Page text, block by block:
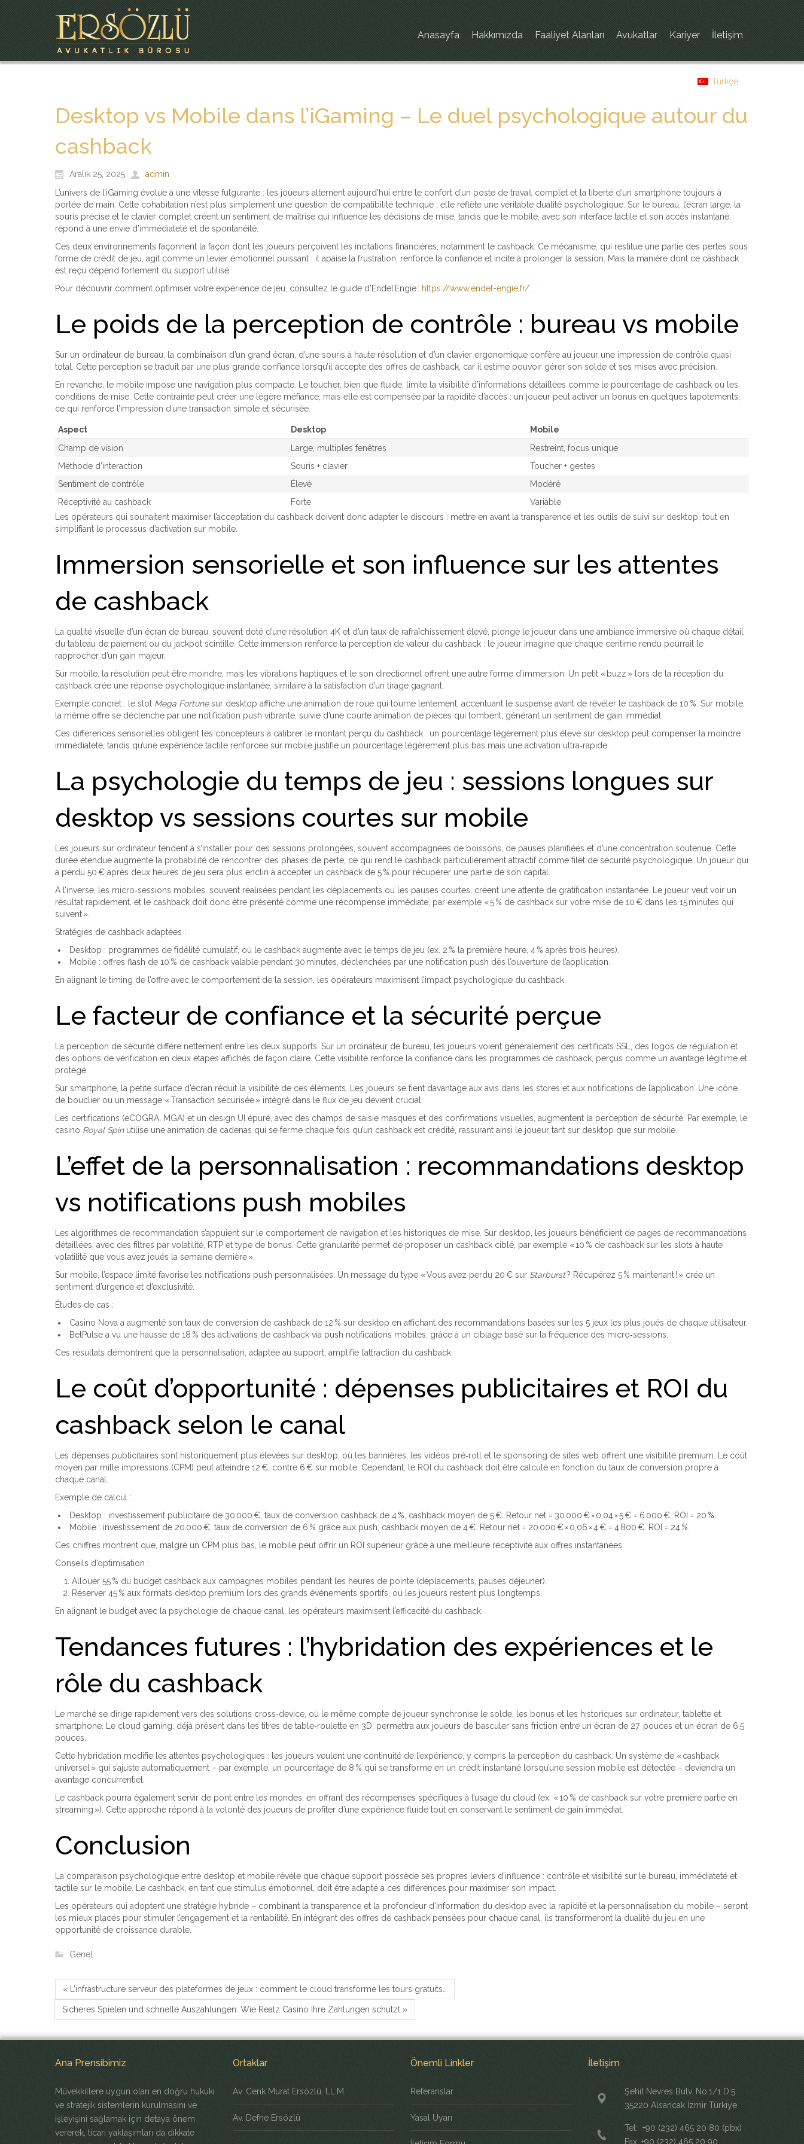
Anasayfa Hakkımızda Faaliyet Alanları Avukatlar Kariyer İletişim
Türkçe
Desktop vs Mobile dans l’iGaming – Le duel psychologique autour du
cashback
Aralık 25, 2025
admin
L’univers de l’iGaming évolue à une vitesse fulgurante : les joueurs alternent aujourd’hui entre le confort d’un poste de travail complet et la liberté d’un smartphone toujours à
portée de main. Cette cohabitation n’est plus simplement une question de compatibilité technique ; elle reflète une véritable dualité psychologique. Sur le bureau, l’écran large, la
souris précise et le clavier complet créent un sentiment de maîtrise qui influence les décisions de mise, tandis que le mobile, avec son interface tactile et son accès instantané,
répond à une envie d’immédiateté et de spontanéité.
Ces deux environnements façonnent la façon dont les joueurs perçoivent les incitations financières, notamment le cashback. Ce mécanisme, qui restitue une partie des pertes sous
forme de crédit de jeu, agit comme un levier émotionnel puissant : il apaise la frustration, renforce la confiance et incite à prolonger la session. Mais la manière dont ce cashback
est reçu dépend fortement du support utilisé.
Pour découvrir comment optimiser votre expérience de jeu, consultez le guide d’Endel Engie : https://www.endel-engie.fr/.
Le poids de la perception de contrôle : bureau vs mobile
Sur un ordinateur de bureau, la combinaison d’un grand écran, d’une souris à haute résolution et d’un clavier ergonomique confère au joueur une impression de contrôle quasi
total. Cette perception se traduit par une plus grande confiance lorsqu’il accepte des offres de cashback, car il estime pouvoir gérer son solde et ses mises avec précision.
En revanche, le mobile impose une navigation plus compacte. Le toucher, bien que fluide, limite la visibilité d’informations détaillées comme le pourcentage de cashback ou les
conditions de mise. Cette contrainte peut créer une légère méfiance, mais elle est compensée par la rapidité d’accès : un joueur peut activer un bonus en quelques tapotements,
ce qui renforce l’impression d’une transaction simple et sécurisée.
Aspect Desktop
Mobile
Champ de vision
Large, multiples fenêtres
Restreint, focus unique
Méthode d’interaction
Souris + clavier
Toucher + gestes
Sentiment de contrôle
Élevé
Modéré
Réceptivité au cashback
Forte
Variable
Les opérateurs qui souhaitent maximiser l’acceptation du cashback doivent donc adapter le discours : mettre en avant la transparence et les outils de suivi sur desktop, tout en
simplifiant le processus d’activation sur mobile.
Immersion sensorielle et son influence sur les attentes
de cashback
La qualité visuelle d’un écran de bureau, souvent doté d’une résolution 4K et d’un taux de rafraîchissement élevé, plonge le joueur dans une ambiance immersive où chaque détail
du tableau de paiement ou du jackpot scintille. Cette immersion renforce la perception de valeur du cashback : le joueur imagine que chaque centime rendu pourrait le
rapprocher d’un gain majeur.
Sur mobile, la résolution peut être moindre, mais les vibrations haptiques et le son directionnel offrent une autre forme d’immersion. Un petit « buzz » lors de la réception du
cashback crée une réponse psychologique instantanée, similaire à la satisfaction d’un tirage gagnant.
Exemple concret : le slot Mega Fortunesur desktop affiche une animation de roue qui tourne lentement, accentuant le suspense avant de révéler le cashback de 10 %. Sur mobile,
la même offre se déclenche par une notification push vibrante, suivie d’une courte animation de pièces qui tombent, générant un sentiment de gain immédiat.
Ces différences sensorielles obligent les concepteurs à calibrer le montant perçu du cashback : un pourcentage légèrement plus élevé sur desktop peut compenser la moindre
immédiateté, tandis qu’une expérience tactile renforcée sur mobile justifie un pourcentage légèrement plus bas mais une activation ultra‑rapide.
La psychologie du temps de jeu : sessions longues sur
desktop vs sessions courtes sur mobile
Les joueurs sur ordinateur tendent à s’installer pour des sessions prolongées, souvent accompagnées de boissons, de pauses planifiées et d’une concentration soutenue. Cette
durée étendue augmente la probabilité de rencontrer des phases de perte, ce qui rend le cashback particulièrement attractif comme filet de sécurité psychologique. Un joueur qui
a perdu 50 € après deux heures de jeu sera plus enclin à accepter un cashback de 5 % pour récupérer une partie de son capital.
À l’inverse, les micro‑sessions mobiles, souvent réalisées pendant les déplacements ou les pauses courtes, créent une attente de gratification instantanée. Le joueur veut voir un
résultat rapidement, et le cashback doit donc être présenté comme une récompense immédiate, par exemple « 5 % de cashback sur votre mise de 10 € dans les 15 minutes qui
suivent ».
Stratégies de cashback adaptées :
Desktop : programmes de fidélité cumulatif, où le cashback augmente avec le temps de jeu (ex. 2 % la première heure, 4 % après trois heures).
Mobile : offres flash de 10 % de cashback valable pendant 30 minutes, déclenchées par une notification push dès l’ouverture de l’application.
En alignant le timing de l’offre avec le comportement de la session, les opérateurs maximisent l’impact psychologique du cashback.
Le facteur de confiance et la sécurité perçue
La perception de sécurité diffère nettement entre les deux supports. Sur un ordinateur de bureau, les joueurs voient généralement des certificats SSL, des logos de régulation et
des options de vérification en deux étapes affichés de façon claire. Cette visibilité renforce la confiance dans les programmes de cashback, perçus comme un avantage légitime et
protégé.
Sur smartphone, la petite surface d’écran réduit la visibilité de ces éléments. Les joueurs se fient davantage aux avis dans les stores et aux notifications de l’application. Une icône
de bouclier ou un message « Transaction sécurisée » intégré dans le flux de jeu devient crucial.
Les certifications (eCOGRA, MGA) et un design UI épuré, avec des champs de saisie masqués et des confirmations visuelles, augmentent la perception de sécurité. Par exemple, le
casino Royal Spinutilise une animation de cadenas qui se ferme chaque fois qu’un cashback est crédité, rassurant ainsi le joueur tant sur desktop que sur mobile.
L’effet de la personnalisation : recommandations desktop
vs notifications push mobiles
Les algorithmes de recommandation s’appuient sur le comportement de navigation et les historiques de mise. Sur desktop, les joueurs bénéficient de pages de recommandations
détaillées, avec des filtres par volatilité, RTP et type de bonus. Cette granularité permet de proposer un cashback ciblé, par exemple « 10 % de cashback sur les slots à haute
volatilité que vous avez joués la semaine dernière ».
Sur mobile, l’espace limité favorise les notifications push personnalisées. Un message du type « Vous avez perdu 20 € sur Starburst? Récupérez 5 % maintenant ! » crée un
sentiment d’urgence et d’exclusivité.
Études de cas :
Casino Nova a augmenté son taux de conversion de cashback de 12 % sur desktop en affichant des recommandations basées sur les 5 jeux les plus joués de chaque utilisateur.
BetPulse a vu une hausse de 18 % des activations de cashback via push notifications mobiles, grâce à un ciblage basé sur la fréquence des micro‑sessions.
Ces résultats démontrent que la personnalisation, adaptée au support, amplifie l’attraction du cashback.
Le coût d’opportunité : dépenses publicitaires et ROI du
cashback selon le canal
Les dépenses publicitaires sont historiquement plus élevées sur desktop, où les bannières, les vidéos pré‑roll et le sponsoring de sites web offrent une visibilité premium. Le coût
moyen par mille impressions (CPM) peut atteindre 12 €, contre 6 € sur mobile. Cependant, le ROI du cashback doit être calculé en fonction du taux de conversion propre à
chaque canal.
Exemple de calcul :
Desktop : investissement publicitaire de 30 000 €, taux de conversion cashback de 4 %, cashback moyen de 5 €. Retour net = 30 000 € × 0,04 × 5 € = 6 000 €. ROI = 20 %.
Mobile : investissement de 20 000 €, taux de conversion de 6 % grâce aux push, cashback moyen de 4 €. Retour net = 20 000 € × 0,06 × 4 € = 4 800 €. ROI = 24 %.
Ces chiffres montrent que, malgré un CPM plus bas, le mobile peut offrir un ROI supérieur grâce à une meilleure réceptivité aux offres instantanées.
Conseils d’optimisation :
Allouer 55 % du budget cashback aux campagnes mobiles pendant les heures de pointe (déplacements, pauses déjeuner).
Réserver 45 % aux formats desktop premium lors des grands événements sportifs, où les joueurs restent plus longtemps.
En alignant le budget avec la psychologie de chaque canal, les opérateurs maximisent l’efficacité du cashback.
Tendances futures : l’hybridation des expériences et le
rôle du cashback
Le marché se dirige rapidement vers des solutions cross‑device, où le même compte de joueur synchronise le solde, les bonus et les historiques sur ordinateur, tablette et
smartphone. Le cloud gaming, déjà présent dans les titres de table‑roulette en 3D, permettra aux joueurs de basculer sans friction entre un écran de 27 pouces et un écran de 6,5
pouces.
Cette hybridation modifie les attentes psychologiques : les joueurs veulent une continuité de l’expérience, y compris la perception du cashback. Un système de « cashback
universel » qui s’ajuste automatiquement – par exemple, un pourcentage de 8 % qui se transforme en un crédit instantané lorsqu’une session mobile est détectée – deviendra un
avantage concurrentiel.
Le cashback pourra également servir de pont entre les mondes, en offrant des récompenses spécifiques à l’usage du cloud (ex. « 10 % de cashback sur votre première partie en
streaming »). Cette approche répond à la volonté des joueurs de profiter d’une expérience fluide tout en conservant le sentiment de gain immédiat.
Conclusion
La comparaison psychologique entre desktop et mobile révèle que chaque support possède ses propres leviers d’influence : contrôle et visibilité sur le bureau, immédiateté et
tactile sur le mobile. Le cashback, en tant que stimulus émotionnel, doit être adapté à ces différences pour maximiser son impact.
Les opérateurs qui adoptent une stratégie hybride – combinant la transparence et la profondeur d’information du desktop avec la rapidité et la personnalisation du mobile – seront
les mieux placés pour stimuler l’engagement et la rentabilité. En intégrant des offres de cashback pensées pour chaque canal, ils transformeront la dualité du jeu en une
opportunité de croissance durable.
Genel
« L’infrastructure serveur des plateformes de jeux : comment le cloud transforme les tours gratuits…
Sicheres Spielen und schnelle Auszahlungen: Wie Realz Casino Ihre Zahlungen schützt »
Ana Prensibimiz
Müvekkillere uygun olan en doğru hukuki
ve stratejik sistemlerin kurulmasını ve
işleyişini sağlamak için detaya önem
vererek, ticari yaklaşımları da dikkate
Ortaklar
Av. Cenk Murat Ersözlü, LL.M.
Av. Defne Ersözlü
Önemli Linkler
Referanslar
Yasal Uyarı
İletişim
Şehit Nevres Bulv. No:1/1 D:5
35220 Alsancak İzmir Türkiye
Tel: +90 (232) 465 20 80 (pbx)
Fax: +90 (232) 465 20 90